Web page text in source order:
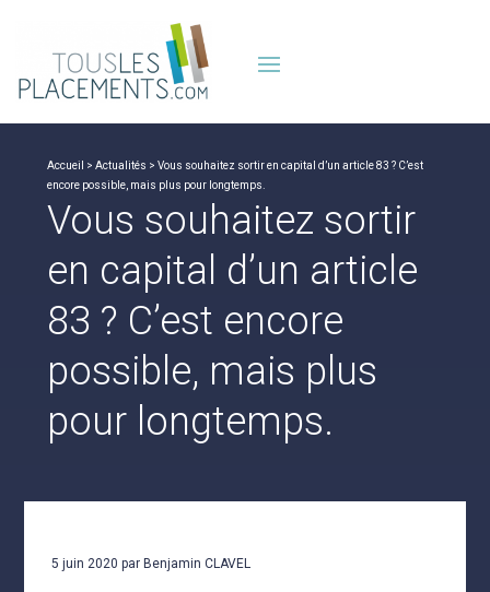
Accueil > Actualités > Vous souhaitez sortir en capital d’un article 83 ? C’est
encore possible, mais plus pour longtemps.
Vous souhaitez sortir
en capital d’un article
83 ? C’est encore
possible, mais plus
pour longtemps.
5 juin 2020 par Benjamin CLAVEL